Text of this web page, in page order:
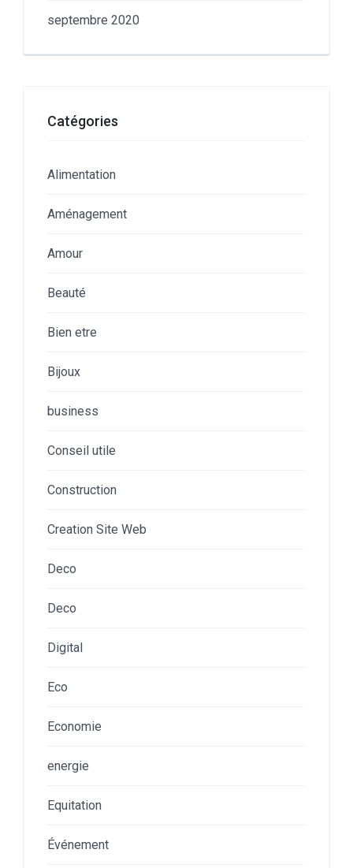
septembre 2020
Catégories
Alimentation
Aménagement
Amour
Beauté
Bien etre
Bijoux
business
Conseil utile
Construction
Creation Site Web
Deco
Deco
Digital
Eco
Economie
energie
Equitation
Événement